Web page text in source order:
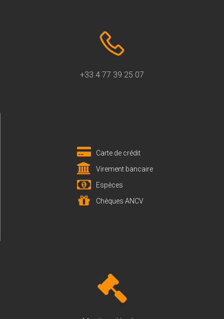
+33 4 77 39 25 07
Carte de crédit
Virement bancaire
Espèces
Chèques ANCV